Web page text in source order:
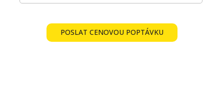
POSLAT CENOVOU POPTÁVKU